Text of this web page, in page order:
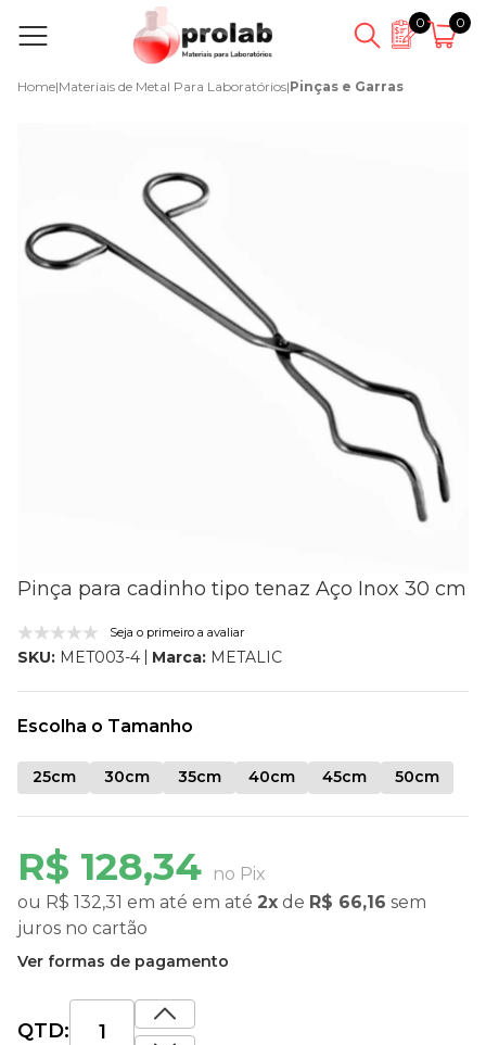
0 0
Home|Materiais de Metal Para Laboratórios|Pinças e Garras
Pinça para cadinho tipo tenaz Aço Inox 30 cm
Seja o primeiro a avaliar
SKU: MET003-4 Marca: METALIC
R$ 128,34
no Pix
ou R$ 132,31 em até em até 2x de R$ 66,16 sem
juros no cartão
Ver formas de pagamento
Escolha o Tamanho
25cm 30cm 35cm 40cm 45cm 50cm
QTD: